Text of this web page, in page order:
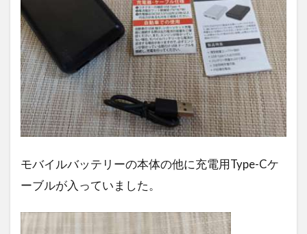
モバイルバッテリーの本体の他に充電用Type-Cケ
ーブルが入っていました。